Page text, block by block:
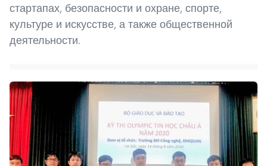
стартапах, безопасности и охране, спорте,
культуре и искусстве, а также общественной
деятельности.